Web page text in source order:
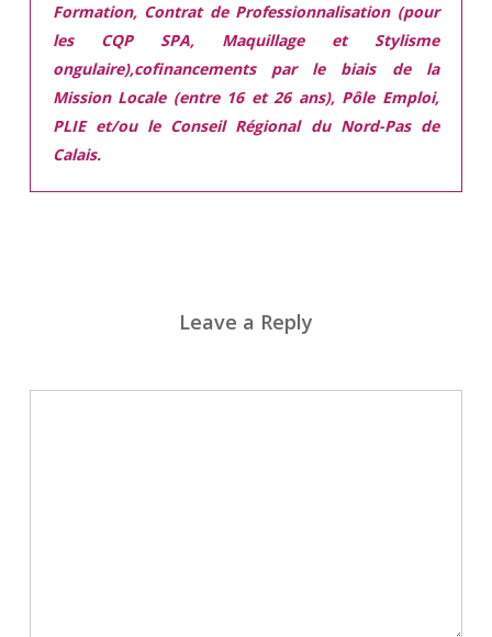
Formation, Contrat de Professionnalisation (pour
les CQP SPA, Maquillage et Stylisme
ongulaire),cofinancements par le biais de la
Mission Locale (entre 16 et 26 ans), Pôle Emploi,
PLIE et/ou le Conseil Régional du Nord-Pas de
Calais.
Leave a Reply